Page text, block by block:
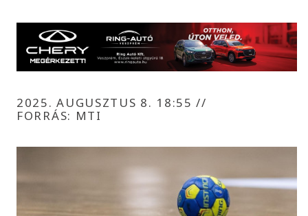
2025. AUGUSZTUS 8. 18:55//
FORRÁS: MTI